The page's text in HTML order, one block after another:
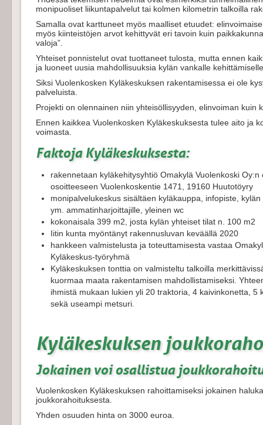
monipuoliset liikuntapalvelut tai kolmen kilometrin talkoilla
Samalla ovat karttuneet myös maalliset etuudet:
myös kiinteistöjen arvot kehittyvät eri tavoin kuin
valoja”.
Yhteiset ponnistelut ovat tuottaneet tulosta, mutta ennen
ja luoneet uusia mahdollisuuksia kylän vankalle
Siksi Vuolenkosken Kyläkeskuksen rakentamisessa ei ole
palveluista.
Projekti on olennainen niin yhteisöllisyyden, elinvoiman kuin
Ennen kaikkea Vuolenkosken Kyläkeskuksesta tulee aito ja
voimasta.
Faktoja Kyläkeskuksesta:
rakennetaan kyläkehitysyhtiö Omakylä Vuolenkoski
osoitteeseen Vuolenkoskentie 1471, 19160 Huutotöyry
monipalvelukeskus sisältäen kyläkauppa, infopiste,
ym. ammatinharjoittajille, yleinen wc
kokonaisala 399 m2, josta kylän yhteiset tilat n. 100 m2
Iitin kunta myöntänyt rakennusluvan keväällä 2020
hankkeen valmistelusta ja toteuttamisesta vastaa
Kyläkeskus-työryhmä
Kyläkeskuksen tonttia on valmisteltu talkoilla
kuormaa maata rakentamisen mahdollistamiseksi.
ihmistä mukaan lukien yli 20 traktoria, 4 kaivinkonetta,
sekä useampi metsuri.
Kyläkeskuksen
Jokainen voi osallistua
Vuolenkosken Kyläkeskuksen rahoittamiseksi jokainen
joukkorahoituksesta.
Yhden osuuden hinta on 3000 euroa.